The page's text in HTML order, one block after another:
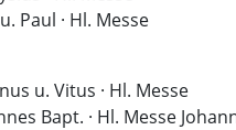
Paul · Hl. Messe
u. Vitus · Hl. Messe
Bapt. · Hl. Messe